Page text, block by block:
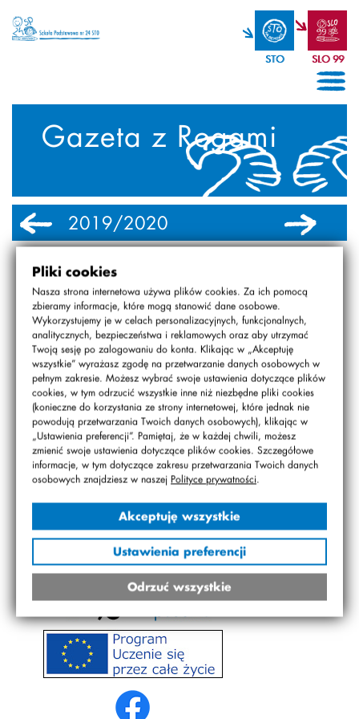
Pliki cookies
Nasza strona internetowa używa plików cookies. Za ich pomocą
zbieramy informacje, które mogą stanowić dane osobowe.
Wykorzystujemy je w celach personalizacyjnych, funkcjonalnych,
analitycznych, bezpieczeństwa i reklamowych oraz aby utrzymać
Twoją sesję po zalogowaniu do konta. Klikając w „Akceptuję
wszystkie” wyrażasz zgodę na przetwarzanie danych osobowych w
pełnym zakresie. Możesz wybrać swoje ustawienia dotyczące plików
cookies, w tym odrzucić wszystkie inne niż niezbędne pliki cookies
(konieczne do korzystania ze strony internetowej, które jednak nie
powodują przetwarzania Twoich danych osobowych), klikając w
„Ustawienia preferencji”. Pamiętaj, że w każdej chwili, możesz
zmienić swoje ustawienia dotyczące plików cookies. Szczegółowe
informacje, w tym dotyczące zakresu przetwarzania Twoich danych
osobowych znajdziesz w naszej Polityce prywatności.
Akceptuję wszystkie
Ustawienia preferencji
Odrzuć wszystkie
STO SLO 99
Gazeta z Rogami
2019/2020 2018/2019
2001/2002
nr 4